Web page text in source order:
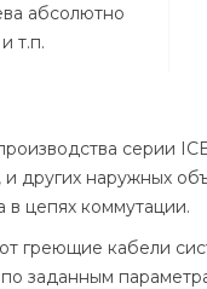
абсолютно
т.п.
серии
других наружных
в цепях коммутации.
греющие кабели
заданным